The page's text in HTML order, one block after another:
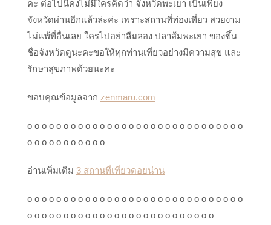
คะ ต่อไปนี้คงไม่มีใครคิดว่า จังหวัดพะเยา เป็นเพียง
จังหวัดผ่านอีกแล้วล่ะค่ะ เพราะสถานที่ท่องเที่ยว สวยงาม
ไม่แพ้ที่อื่นเลย ใครไปอย่าลืมลอง ปลาส้มพะเยา ของขึ้น
ชื่อจังหวัดดูนะคะขอให้ทุกท่านเที่ยวอย่างมีความสุข และ
รักษาสุขภาพด้วยนะคะ
ขอบคุณข้อมูลจาก zenmaru.com
o o o o o o o o o o o o o o o o o o o o o o o o o o o o o o
o o o o o o o o o o o
อ่านเพิ่มเติม 3 สถานที่เที่ยวดอยน่าน
o o o o o o o o o o o o o o o o o o o o o o o o o o o o o o
o o o o o o o o o o o o o o o o o o o o o o o o o o